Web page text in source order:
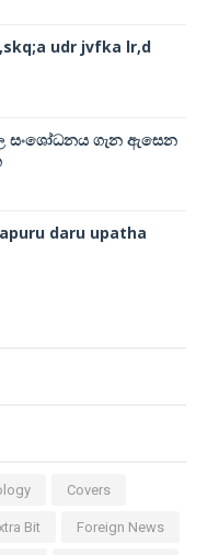
udr jvfka lr,d
සංශෝධනය ගැන ඇසෙන
daru upatha
Covers
Bit Foreign News